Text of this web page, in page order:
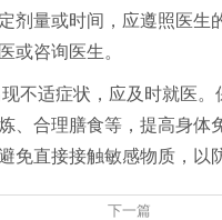
剂量或时间，应遵照医生
或咨询医生。
不适症状，应及时就医。
、合理膳食等，提高身体
免直接接触敏感物质，以
下一篇